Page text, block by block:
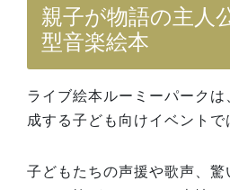
親子が物語の主人
型音楽絵本
ライブ絵本ルーミーパーク
成する子ども向けイベントで
子どもたちの声援や歌声、驚